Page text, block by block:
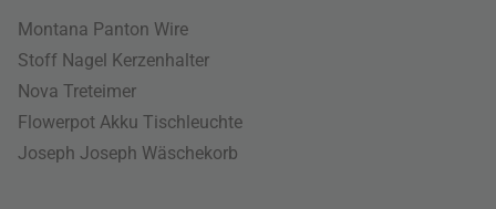
Montana Panton Wire
Stoff Nagel Kerzenhalter
Nova Treteimer
Flowerpot Akku Tischleuchte
Joseph Joseph Wäschekorb